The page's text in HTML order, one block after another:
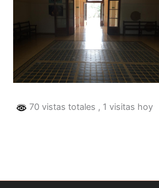
70 vistas totales , 1 visitas hoy